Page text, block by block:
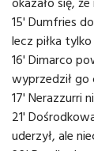
15' Dumfries
lecz piłka
16' Dimarco
wyprzedził go
17' Nerazzurri
21'
uderzył, ale